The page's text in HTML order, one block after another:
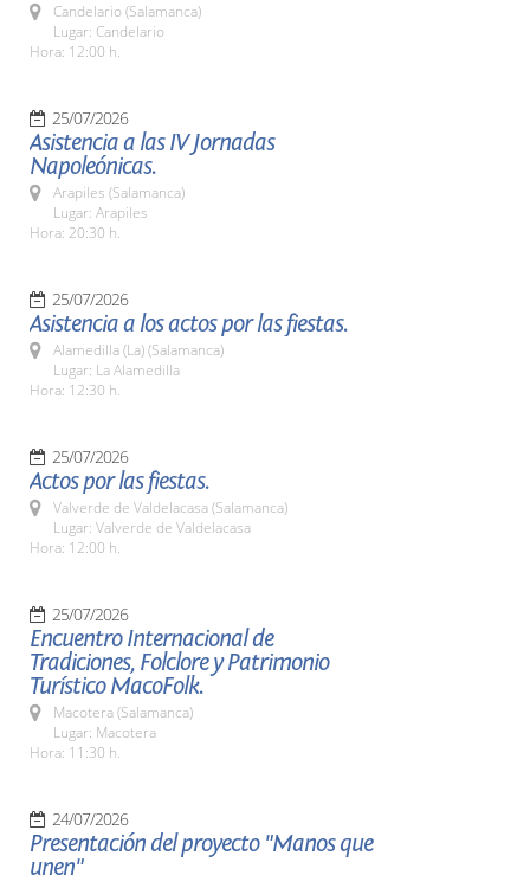
Candelario (Salamanca)
Lugar: Candelario
Hora: 12:00 h.
25/07/2026
Asistencia a las IV Jornadas
Napoleónicas.
Arapiles (Salamanca)
Lugar: Arapiles
Hora: 20:30 h.
25/07/2026
Asistencia a los actos por las fiestas.
Alamedilla (La) (Salamanca)
Lugar: La Alamedilla
Hora: 12:30 h.
25/07/2026
Actos por las fiestas.
Valverde de Valdelacasa (Salamanca)
Lugar: Valverde de Valdelacasa
Hora: 12:00 h.
25/07/2026
Encuentro Internacional de
Tradiciones, Folclore y Patrimonio
Turístico MacoFolk.
Macotera (Salamanca)
Lugar: Macotera
Hora: 11:30 h.
24/07/2026
Presentación del proyecto "Manos que
unen"